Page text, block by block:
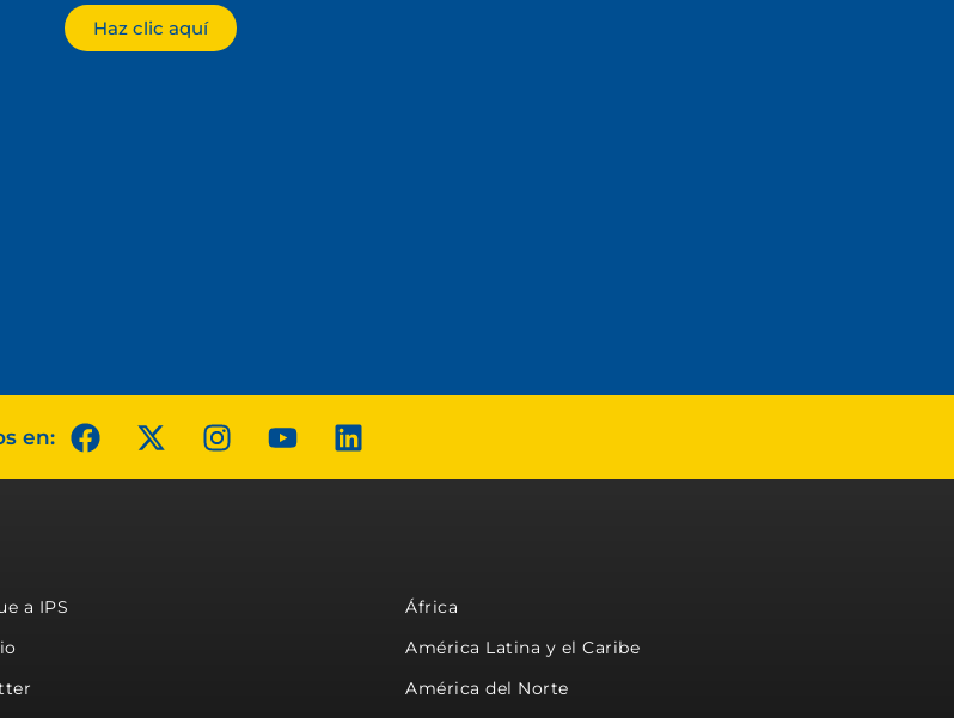
Haz clic aquí
en:
a IPS
África
América Latina y el Caribe
América del Norte